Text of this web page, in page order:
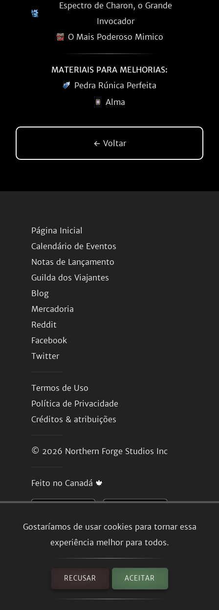
Gostaríamos de usar cookies para tornar essa
experiência melhor para todos.
RECUSAR ACEITAR
Espectro de Charon, o Grande
Invocador
O Mais Poderoso Mimico
MATERIAIS PARA MELHORIAS:
Pedra Rúnica Perfeita
Alma
← Voltar
Página Inicial
Calendário de Eventos
Notas de Lançamento
Guilda dos Viajantes
Blog
Mercadoria
Reddit
Facebook
Twitter
Termos de Uso
Política de Privacidade
Créditos & atribuições
© 2026 Northern Forge Studios Inc
Feito no Canadá 🍁